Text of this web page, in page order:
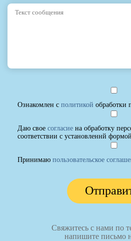
Свяжитесь с нами по
напишите письмо
Ознакомлен с политикой обработки
Даю свое согласие на обработку
соответствии с установленнй формой
Принимаю пользовательское